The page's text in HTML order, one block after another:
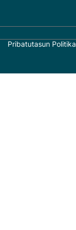
Pribatutasun Politika